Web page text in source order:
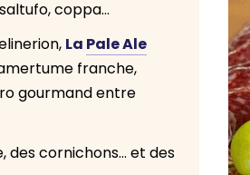
coppa…
La Pale Ale
franche,
gourmand entre
des cornichons… et des